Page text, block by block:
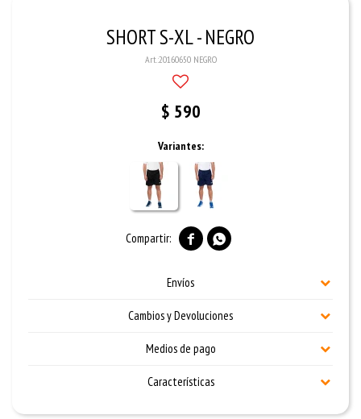
SHORT S-XL - NEGRO
20160650 NEGRO
$ 590
Variantes:
 
Envíos
Cambios y Devoluciones
Medios de pago
Características